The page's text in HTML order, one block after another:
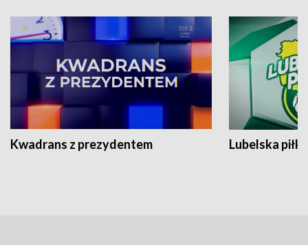
Kwadrans z prezydentem Lubelska piłka